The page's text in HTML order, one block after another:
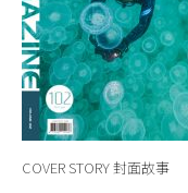
COVER STORY 封面故事